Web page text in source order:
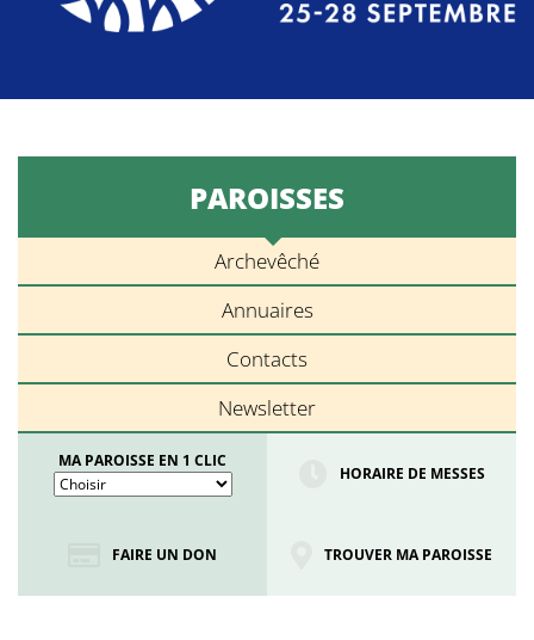
PAROISSES
Archevêché
Annuaires
Contacts
Newsletter
MA PAROISSE EN 1 CLIC
HORAIRE DE MESSES
FAIRE UN DON TROUVER MA PAROISSE